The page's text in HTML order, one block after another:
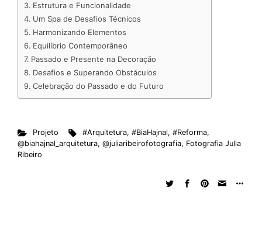
d
I
n
o
o
k
A
p
p
t
Estrutura e Funcionalidade
Um Spa de Desafios Técnicos
Harmonizando Elementos
Equilíbrio Contemporâneo
Passado e Presente na Decoração
Desafios e Superando Obstáculos
Celebração do Passado e do Futuro
Projeto #Arquitetura,#BiaHajnal,#Reforma,
@biahajnal_arquitetura, @juliaribeirofotografia, Fotografia Julia
Ribeiro